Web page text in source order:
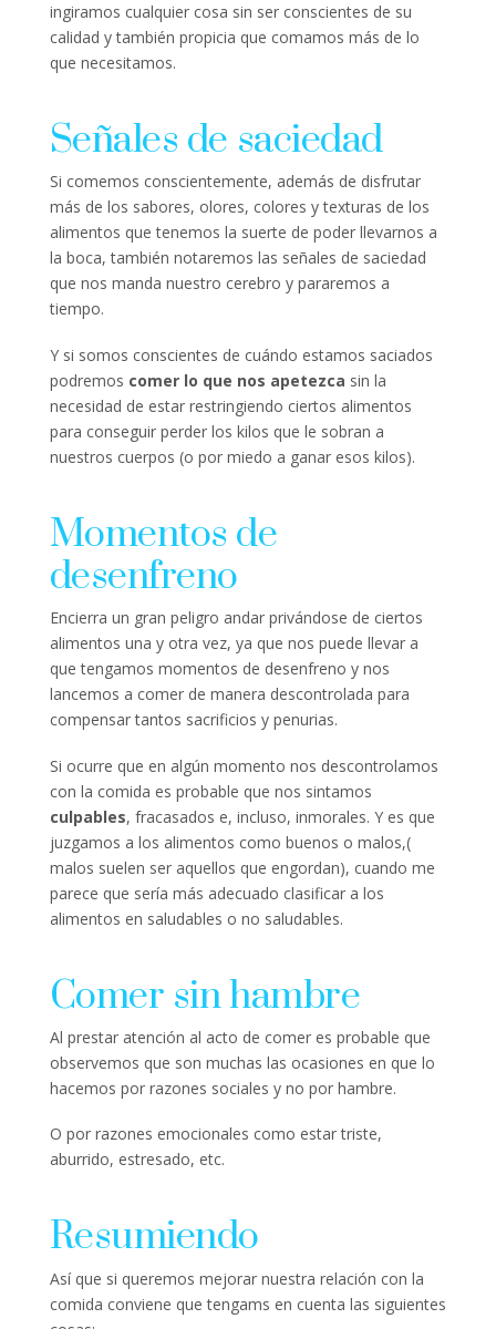
ingiramos cualquier cosa sin ser conscientes de su
calidad y también propicia que comamos más de lo
que necesitamos.
Señales de saciedad
Si comemos conscientemente, además de disfrutar
más de los sabores, olores, colores y texturas de los
alimentos que tenemos la suerte de poder llevarnos a
la boca, también notaremos las señales de saciedad
que nos manda nuestro cerebro y pararemos a
tiempo.
Y si somos conscientes de cuándo estamos saciados
podremos comer lo que nos apetezca sin la
necesidad de estar restringiendo ciertos alimentos
para conseguir perder los kilos que le sobran a
nuestros cuerpos (o por miedo a ganar esos kilos).
Momentos de
desenfreno
Encierra un gran peligro andar privándose de ciertos
alimentos una y otra vez, ya que nos puede llevar a
que tengamos momentos de desenfreno y nos
lancemos a comer de manera descontrolada para
compensar tantos sacrificios y penurias.
Si ocurre que en algún momento nos descontrolamos
con la comida es probable que nos sintamos
culpables, fracasados e, incluso, inmorales. Y es que
juzgamos a los alimentos como buenos o malos,(
malos suelen ser aquellos que engordan), cuando me
parece que sería más adecuado clasificar a los
alimentos en saludables o no saludables.
Comer sin hambre
Al prestar atención al acto de comer es probable que
observemos que son muchas las ocasiones en que lo
hacemos por razones sociales y no por hambre.
O por razones emocionales como estar triste,
aburrido, estresado, etc.
Resumiendo
Así que si queremos mejorar nuestra relación con la
comida conviene que tengams en cuenta las siguientes